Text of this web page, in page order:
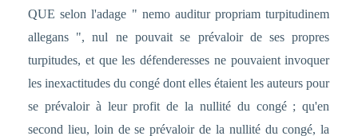
QUE selon l'adage " nemo auditur propriam turpitudinem
allegans ", nul ne pouvait se prévaloir de ses propres
turpitudes, et que les défenderesses ne pouvaient invoquer
les inexactitudes du congé dont elles étaient les auteurs pour
se prévaloir à leur profit de la nullité du congé ; qu'en
second lieu, loin de se prévaloir de la nullité du congé, la